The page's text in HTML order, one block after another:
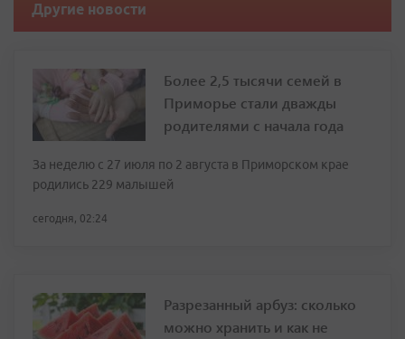
Другие новости
Более 2,5 тысячи семей в
Приморье стали дважды
родителями с начала года
За неделю с 27 июля по 2 августа в Приморском крае
родились 229 малышей
сегодня, 02:24
Разрезанный арбуз: сколько
можно хранить и как не